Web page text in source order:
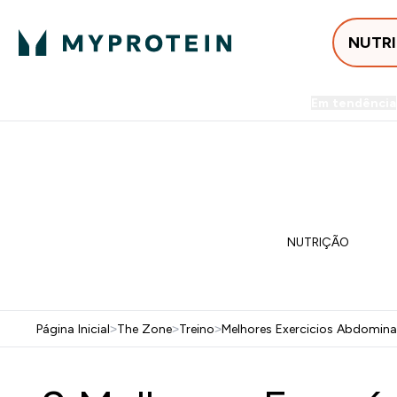
NUTRIÇÃO
Página Inicial>The Zone>Treino>Melhores Exercicios